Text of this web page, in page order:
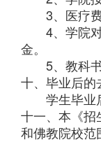
3、医疗费
4、学院对
金。
5、教科书
十、毕业后的
学生毕业后
十一、本《招
和佛教院校范